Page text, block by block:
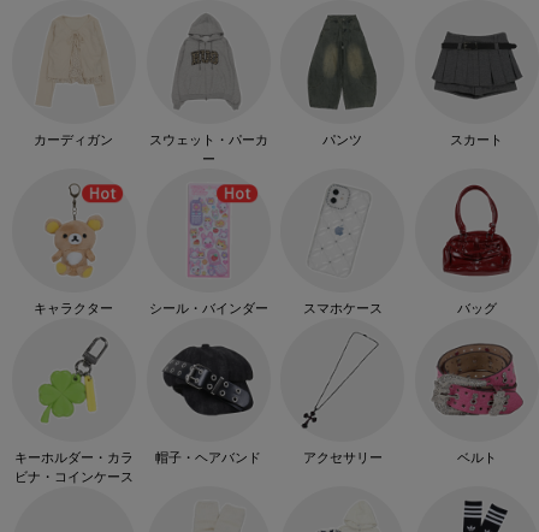
カーディガン
スウェット・パーカ
ー
パンツ スカート
キャラクター シール・バインダー スマホケース バッグ
キーホルダー・カラ
ビナ・コインケース
帽子・ヘアバンド アクセサリー ベルト